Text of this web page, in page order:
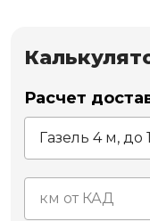
Расчет